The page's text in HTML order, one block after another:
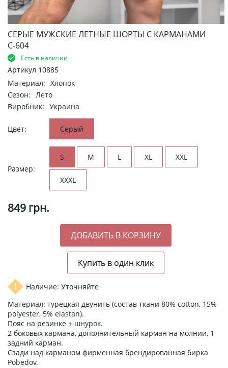
СЕРЫЕ МУЖСКИЕ ЛЕТНЫЕ ШОРТЫ С КАРМАНАМИ
С-604
Есть в наличии
Артикул 10885
Материал: Хлопок
Сезон: Лето
Виробник: Украина
Цвет: Серый
Размер:
S M L XL XXL
XXXL
849 грн.
Наличие: Уточняйте
Материал: турецкая двунить (состав ткани 80% cotton, 15%
polyester, 5% elastan).
Пояс на резинке + шнурок.
2 боковых кармана, дополнительный карман на молнии, 1
задний карман.
Сзади над карманом фирменная брендированная бирка
Pobedov.